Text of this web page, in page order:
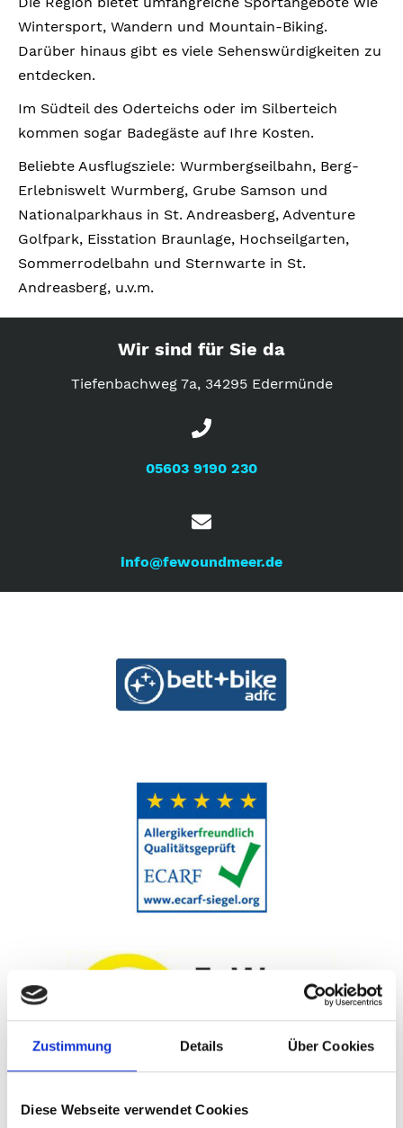
Zustimmung Details Über Cookies
Diese Webseite verwendet Cookies
Wintersport, Wandern und Mountain-Biking.
Darüber hinaus gibt es viele Sehenswürdigkeiten zu
entdecken.
Im Südteil des Oderteichs oder im Silberteich
kommen sogar Badegäste auf Ihre Kosten.
Beliebte Ausflugsziele: Wurmbergseilbahn, Berg-
Erlebniswelt Wurmberg, Grube Samson und
Nationalparkhaus in St. Andreasberg, Adventure
Golfpark, Eisstation Braunlage, Hochseilgarten,
Sommerrodelbahn und Sternwarte in St.
Andreasberg, u.v.m.
Wir sind für Sie da
Tiefenbachweg 7a, 34295 Edermünde
05603 9190 230
info@fewoundmeer.de